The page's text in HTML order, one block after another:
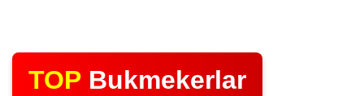
TOP Bukmekerlar